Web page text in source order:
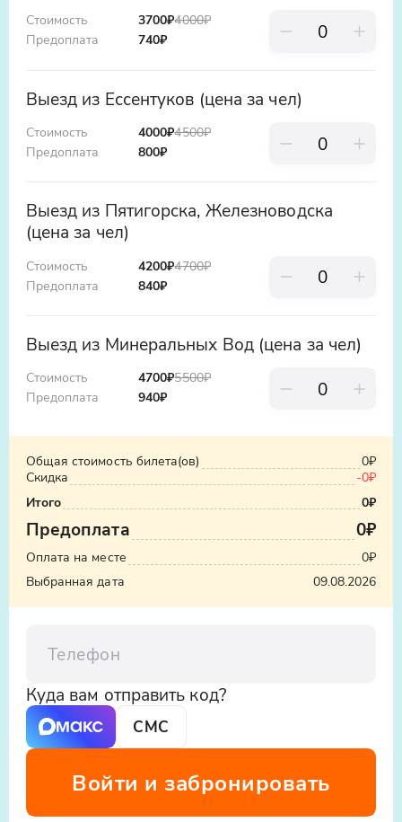
лучшее освещение в 17:00-18:00.
"Эльбрус в рамке" - естественная
тишиной и гармонией природы, а закат на
плато станет вишенкой на торте - такое
Стоимость
Предоплата
3700₽4000₽
740₽
Выезд из Ессентуков (цена за чел)
Стоимость
Предоплата
4000₽4500₽
800₽
Выезд из Пятигорска, Железноводска
(цена за чел)
Стоимость
Предоплата
4200₽4700₽
840₽
Выезд из Минеральных Вод (цена за чел)
Стоимость
Предоплата
4700₽5500₽
940₽
Общая стоимость билета(ов)
0₽
Скидка
-0₽
Итого
0₽
Предоплата 0₽
Оплата на месте
0₽
Выбранная дата
09.08.2026
Куда вам отправить код?
СМС
Войти и забронировать